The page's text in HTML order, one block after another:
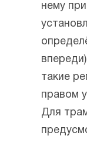
нему
такие
правом
Для